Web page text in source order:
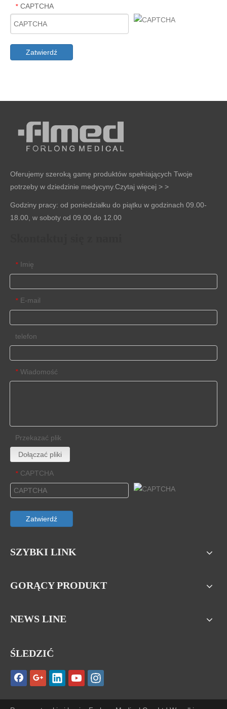
* CAPTCHA
Zatwierdź
Oferujemy szeroką gamę produktów spełniających Twoje
potrzeby w dziedzinie medycyny.Czytaj więcej > >
Godziny pracy: od poniedziałku do piątku w godzinach 09.00-
18.00, w soboty od 09.00 do 12.00
* Imię
* E-mail
telefon
* Wiadomość
Przekazać plik
Dołączać pliki
* CAPTCHA
Zatwierdź
SZYBKI LINK
GORĄCY PRODUKT
NEWS LINE
ŚLEDZIĆ